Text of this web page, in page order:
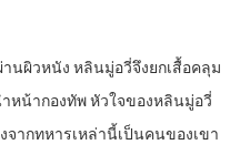
นผิวหนัง หลินมู่อวี่จึงยกเสื้อคลุม
น้ากองทัพ หัวใจของหลินมู่อวี่
จากทหารเหล่านี้เป็นคนของเขา